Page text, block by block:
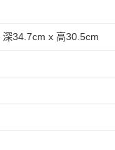
深34.7cm x 高30.5cm